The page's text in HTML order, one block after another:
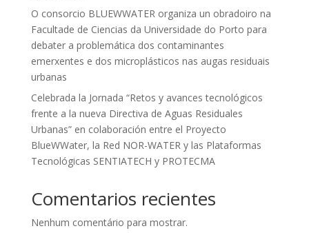
O consorcio BLUEWWATER organiza un obradoiro na
Facultade de Ciencias da Universidade do Porto para
debater a problemática dos contaminantes
emerxentes e dos microplásticos nas augas residuais
urbanas
Celebrada la Jornada “Retos y avances tecnológicos
frente a la nueva Directiva de Aguas Residuales
Urbanas” en colaboración entre el Proyecto
BlueWWater, la Red NOR-WATER y las Plataformas
Tecnológicas SENTIATECH y PROTECMA
Comentarios recientes
Nenhum comentário para mostrar.